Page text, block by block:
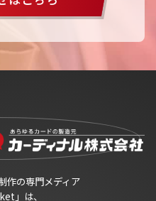
作の専門メディア
」は、